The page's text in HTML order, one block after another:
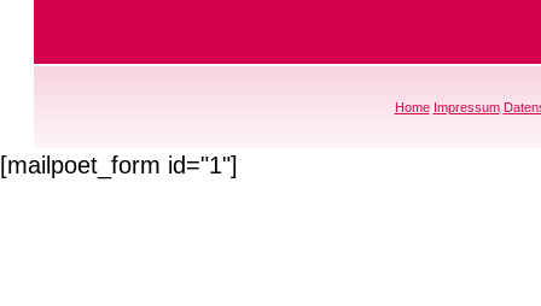
Home Impressum
[mailpoet_form id="1"]